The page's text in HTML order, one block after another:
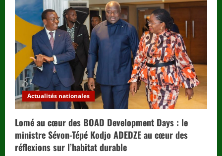
a
d
i
n
g
Actualités nationales
Lomé au cœur des BOAD Development Days : le
ministre Sévon-Tépé Kodjo ADEDZE au cœur des
réflexions sur l’habitat durable